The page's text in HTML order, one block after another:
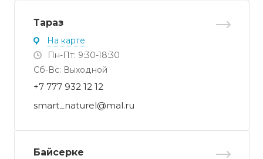
Тараз
На карте
Пн-Пт: 9:30-18:30
Cб-Вс: Выходной
+7 777 932 12 12
smart_naturel@mal.ru
Байсерке